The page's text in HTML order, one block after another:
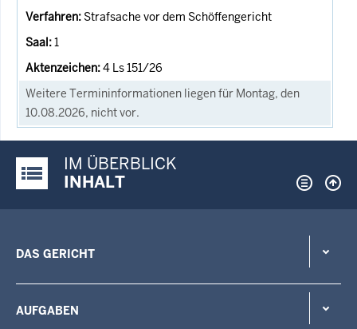
Strafsache vor dem Schöffengericht
1
4 Ls 151/26
Weitere Termininformationen liegen für Montag, den
10.08.2026, nicht vor.
Justiz-Portal im Überblick:
IM ÜBERBLICK
INHALT
DAS GERICHT
AUFGABEN